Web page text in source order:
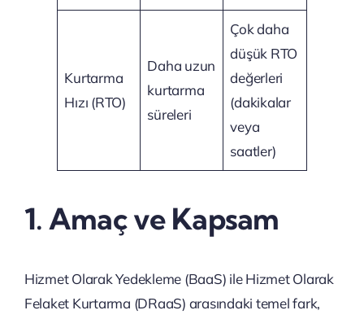
Kurtarma
Hızı (RTO)
Daha uzun
kurtarma
süreleri
Çok daha
düşük RTO
değerleri
(dakikalar
veya
saatler)
1. Amaç ve Kapsam
Hizmet Olarak Yedekleme (BaaS) ile Hizmet Olarak
Felaket Kurtarma (DRaaS) arasındaki temel fark,